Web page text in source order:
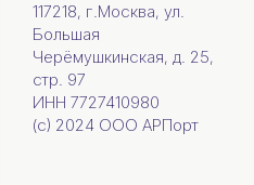
117218, г.Москва, ул.
Большая
Черёмушкинская, д. 25,
стр. 97
ИНН 7727410980
(c) 2024 ООО АРПорт